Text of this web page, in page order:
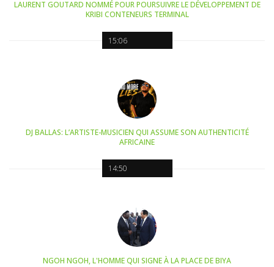
15:06
LAURENT GOUTARD NOMMÉ POUR POURSUIVRE LE DÉVELOPPEMENT DE
KRIBI CONTENEURS TERMINAL
14:50
DJ BALLAS: L’ARTISTE-MUSICIEN QUI ASSUME SON AUTHENTICITÉ
AFRICAINE
NGOH NGOH, L'HOMME QUI SIGNE À LA PLACE DE BIYA